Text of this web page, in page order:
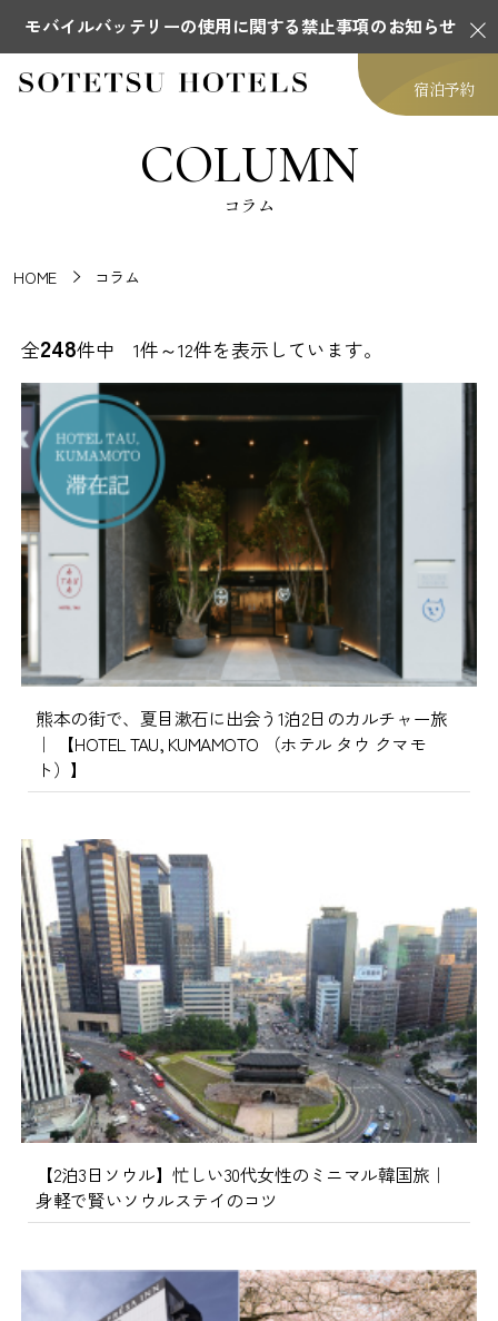
モバイルバッテリーの使用に関する禁止事項のお知らせ
宿泊予約
COLUMN
コラム
HOME コラム
全248件中 1件～12件を表示しています。
熊本の街で、夏目漱石に出会う1泊2日のカルチャー旅
｜ 【HOTEL TAU, KUMAMOTO （ホテル タウ クマモ
ト）】
【2泊3日ソウル】忙しい30代女性のミニマル韓国旅｜
身軽で賢いソウルステイのコツ